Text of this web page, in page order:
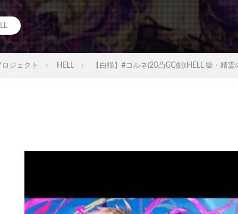
ロジェクト HELL 【白猫】#コルネ(20凸GC劍):HELL 獄・精